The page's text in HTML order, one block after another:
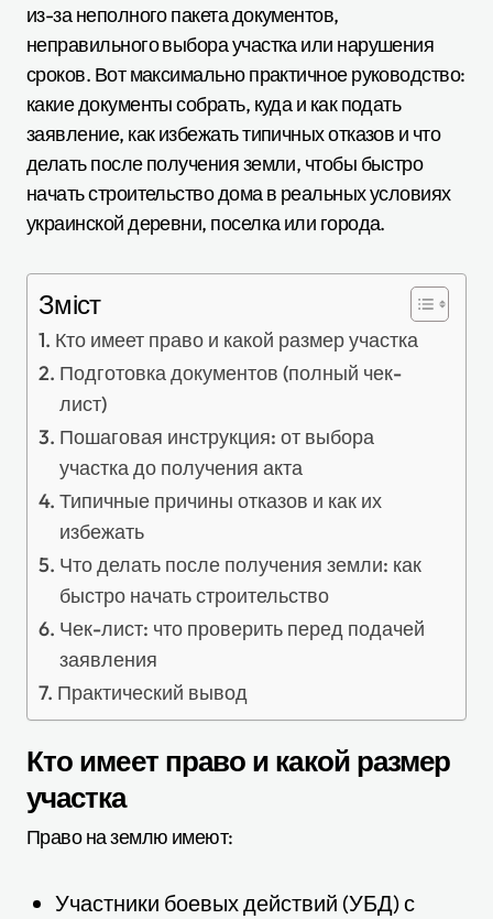
из-за неполного пакета документов,
неправильного выбора участка или нарушения
сроков. Вот максимально практичное руководство:
какие документы собрать, куда и как подать
заявление, как избежать типичных отказов и что
делать после получения земли, чтобы быстро
начать строительство дома в реальных условиях
украинской деревни, поселка или города.
Зміст
Кто имеет право и какой размер участка
Подготовка документов (полный чек-
лист)
Пошаговая инструкция: от выбора
участка до получения акта
Типичные причины отказов и как их
избежать
Что делать после получения земли: как
быстро начать строительство
Чек-лист: что проверить перед подачей
заявления
Практический вывод
Кто имеет право и какой размер
участка
Право на землю имеют:
Участники боевых действий (УБД) с